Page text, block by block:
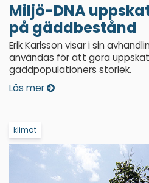
Miljö-DNA
på gäddbestånd
Erik Karlsson visar i sin
användas för att göra
gäddpopulationers storlek.
Läs mer
klimat